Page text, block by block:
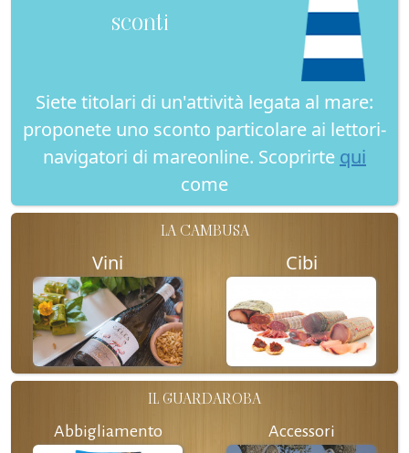
sconti
Siete titolari di un'attività legata al mare:
proponete uno sconto particolare ai lettori-
navigatori di mareonline. Scoprirte qui
come
LA CAMBUSA
Vini Cibi
IL GUARDAROBA
Abbigliamento Accessori